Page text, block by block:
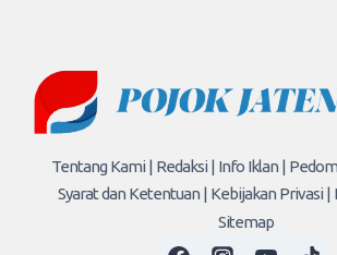
Tentang Kami | Redaksi | Info Iklan |
Syarat dan Ketentuan | Kebijakan Privasi |
Sitemap